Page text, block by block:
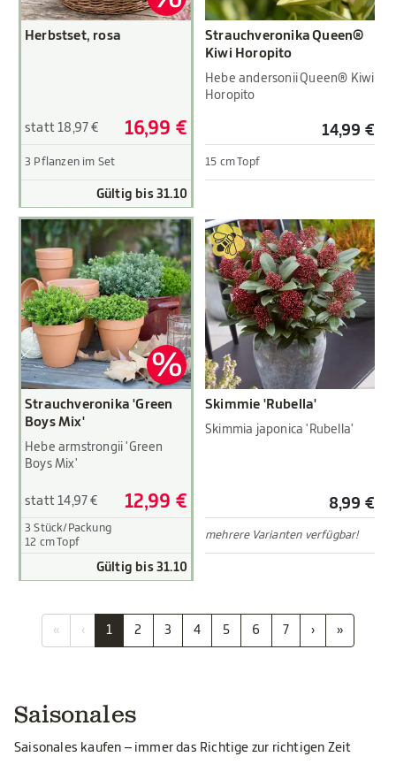
Herbstset, rosa
statt 18,97 € 16,99 €
3 Pflanzen im Set
Gültig bis 31.10
Strauchveronika Queen®
Kiwi Horopito
Hebe andersonii Queen® Kiwi
Horopito
14,99 €
15 cm Topf
Strauchveronika 'Green
Boys Mix'
Hebe armstrongii 'Green
Boys Mix'
statt 14,97 € 12,99 €
3 Stück/Packung
12 cm Topf
Gültig bis 31.10
Skimmie 'Rubella'
Skimmia japonica 'Rubella'
8,99 €
mehrere Varianten verfügbar!
« ‹ 1 2 3 4 5 6 7 › »
Saisonales
Saisonales kaufen – immer das Richtige zur richtigen Zeit